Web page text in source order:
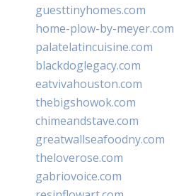
guesttinyhomes.com
home-plow-by-meyer.com
palatelatincuisine.com
blackdoglegacy.com
eatvivahouston.com
thebigshowok.com
chimeandstave.com
greatwallseafoodny.com
theloverose.com
gabriovoice.com